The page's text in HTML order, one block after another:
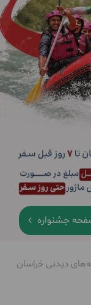
جشنواره
دیدنی خراسان